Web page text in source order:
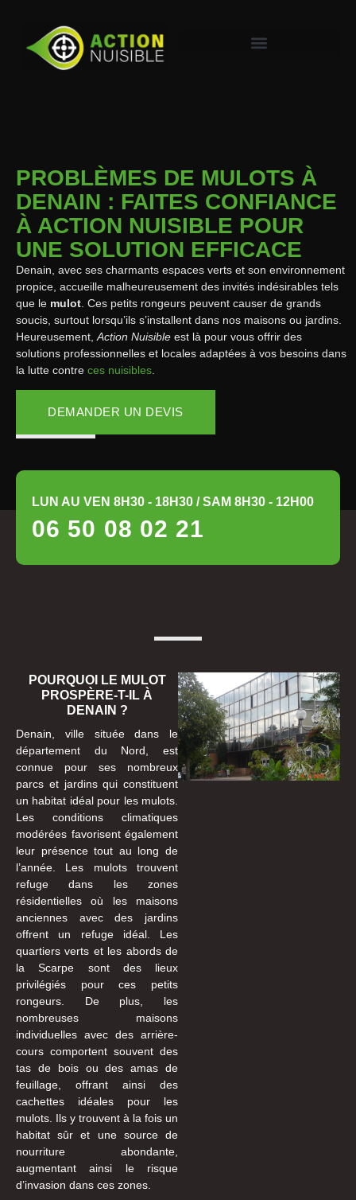
PROBLÈMES DE MULOTS À
DENAIN : FAITES CONFIANCE
À ACTION NUISIBLE POUR
UNE SOLUTION EFFICACE
Denain, avec ses charmants espaces verts et son environnement
propice, accueille malheureusement des invités indésirables tels
que le mulot . Ces petits rongeurs peuvent causer de grands
soucis, surtout lorsqu’ils s’installent dans nos maisons ou jardins.
Heureusement, Action Nuisible est là pour vous offrir des
solutions professionnelles et locales adaptées à vos besoins dans
la lutte contre ces nuisibles
DEMANDER UN DEVIS
LUN AU VEN 8H30 - 18H30 / SAM 8H30 - 12H00
06 50 08 02 21
POURQUOI LE MULOT
PROSPÈRE-T-IL À
DENAIN ?
Denain, ville située dans le
département du Nord, est
connue pour ses nombreux
parcs et jardins qui constituent
un habitat idéal pour les mulots.
Les conditions climatiques
modérées favorisent également
leur présence tout au long de
l’année. Les mulots trouvent
refuge dans les zones
résidentielles où les maisons
anciennes avec des jardins
offrent un refuge idéal. Les
quartiers verts et les abords de
la Scarpe sont des lieux
privilégiés pour ces petits
rongeurs. De plus, les
nombreuses maisons
individuelles avec des arrière-
cours comportent souvent des
tas de bois ou des amas de
feuillage, offrant ainsi des
cachettes idéales pour les
mulots. Ils y trouvent à la fois un
habitat sûr et une source de
nourriture abondante,
augmentant ainsi le risque
d’invasion dans ces zones.